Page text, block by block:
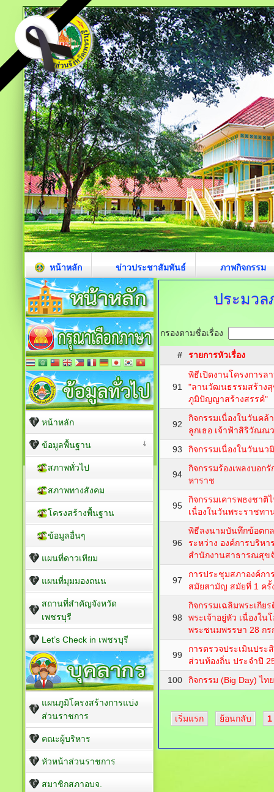
หน้าหลัก ข่าวประชาสัมพันธ์ ภาพกิจกรรม
ประมวล
กรองตามชื่อเรื่อง
# รายการหัวเรื่อง
91
พิธีเปิดงานโครงการล
"ลานวัฒนธรรมสร้าง
ภูมิปัญญาสร้างสรรค์"
92
กิจกรรมเนื่องในวันคล้
ลูกเธอ เจ้าฟ้าสิริวัณ
93
กิจกรรมเนื่องในวันนว
94
กิจกรรมร้องเพลงบอก
หาราช
95
กิจกรรมเคารพธงชาติ
เนื่องในวันพระราชทา
96
พิธีลงนามบันทึกข้อตก
ระหว่าง องค์การบริห
สำนักงานสาธารณสุข
97
การประชุมสภาองค์กา
สมัยสามัญ สมัยที่ 1 ครั้
98
กิจกรรมเฉลิมพระเกีย
พระเจ้าอยู่หัว เนื่องใน
พระชนมพรรษา 28 กร
99
การตรวจประเมินประ
ส่วนท้องถิ่น ประจำปี
100
กิจกรรม (ฺBig Day) ไ
เริ่มแรก ย้อนกลับ 1
หน้าหลัก
ข้อมูลพื้นฐาน
สภาพทั่วไป
สภาพทางสังคม
โครงสร้างพื้นฐาน
ข้อมูลอื่นๆ
แผนที่ดาวเทียม
แผนที่มุมมองถนน
สถานที่สำคัญจังหวัด
เพชรบุรี
Let’s Check in เพชรบุรี
แผนภูมิโครงสร้างการแบ่ง
ส่วนราชการ
คณะผู้บริหาร
หัวหน้าส่วนราชการ
สมาชิกสภาอบจ.